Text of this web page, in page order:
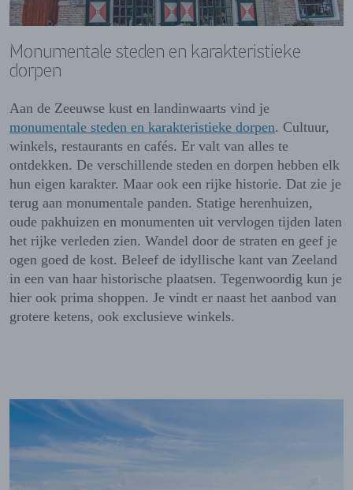
Monumentale steden en karakteristieke
dorpen
Aan de Zeeuwse kust en landinwaarts vind je
monumentale steden en karakteristieke dorpen. Cultuur,
winkels, restaurants en cafés. Er valt van alles te
ontdekken. De verschillende steden en dorpen hebben elk
hun eigen karakter. Maar ook een rijke historie. Dat zie je
terug aan monumentale panden. Statige herenhuizen,
oude pakhuizen en monumenten uit vervlogen tijden laten
het rijke verleden zien. Wandel door de straten en geef je
ogen goed de kost. Beleef de idyllische kant van Zeeland
in een van haar historische plaatsen. Tegenwoordig kun je
hier ook prima shoppen. Je vindt er naast het aanbod van
grotere ketens, ook exclusieve winkels.